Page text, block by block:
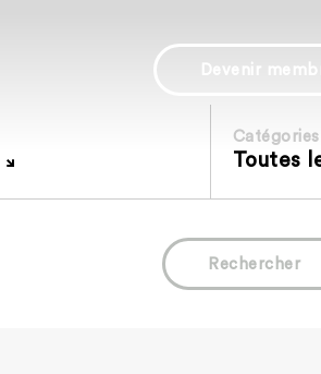
Devenir
Catégories
Toutes
Rechercher